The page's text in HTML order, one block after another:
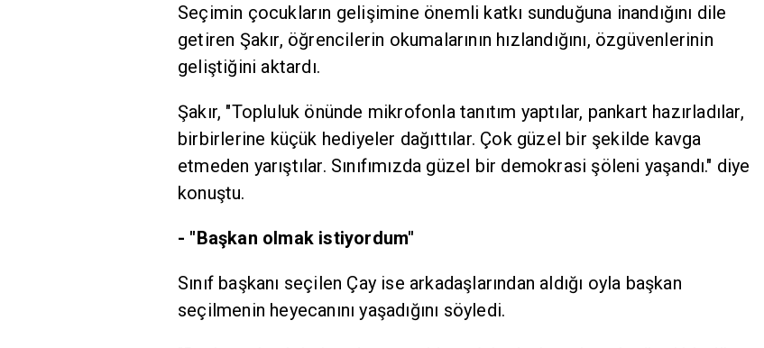
Seçimin çocukların gelişimine önemli katkı sunduğuna inandığını dile
getiren Şakır, öğrencilerin okumalarının hızlandığını, özgüvenlerinin
geliştiğini aktardı.
Şakır, "Topluluk önünde mikrofonla tanıtım yaptılar, pankart hazırladılar,
birbirlerine küçük hediyeler dağıttılar. Çok güzel bir şekilde kavga
etmeden yarıştılar. Sınıfımızda güzel bir demokrasi şöleni yaşandı." diye
konuştu.
- "Başkan olmak istiyordum"
Sınıf başkanı seçilen Çay ise arkadaşlarından aldığı oyla başkan
seçilmenin heyecanını yaşadığını söyledi.